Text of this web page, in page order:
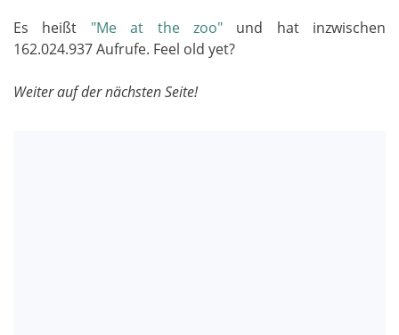
Es heißt "Me at the zoo"und hat inzwischen
162.024.937 Aufrufe. Feel old yet?
Weiter auf der nächsten Seite!